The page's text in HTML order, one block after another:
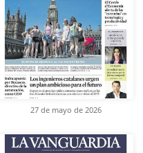
27 de mayo de 2026